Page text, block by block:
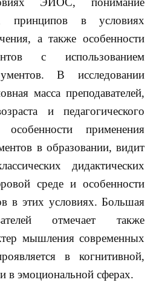
принципов в условиях
а также особенности
с использованием
В исследовании
масса преподавателей,
и педагогического
применения
в образовании, видит
дидактических
среде и особенности
в этих условиях. Большая
отмечает также
мышления современных
в когнитивной,
в эмоциональной сферах.